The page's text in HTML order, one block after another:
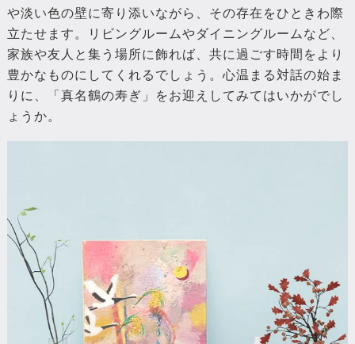
や淡い色の壁に寄り添いながら、その存在をひときわ際
立たせます。リビングルームやダイニングルームなど、
家族や友人と集う場所に飾れば、共に過ごす時間をより
豊かなものにしてくれるでしょう。心温まる対話の始ま
りに、「真名鶴の寿ぎ」をお迎えしてみてはいかがでし
ょうか。